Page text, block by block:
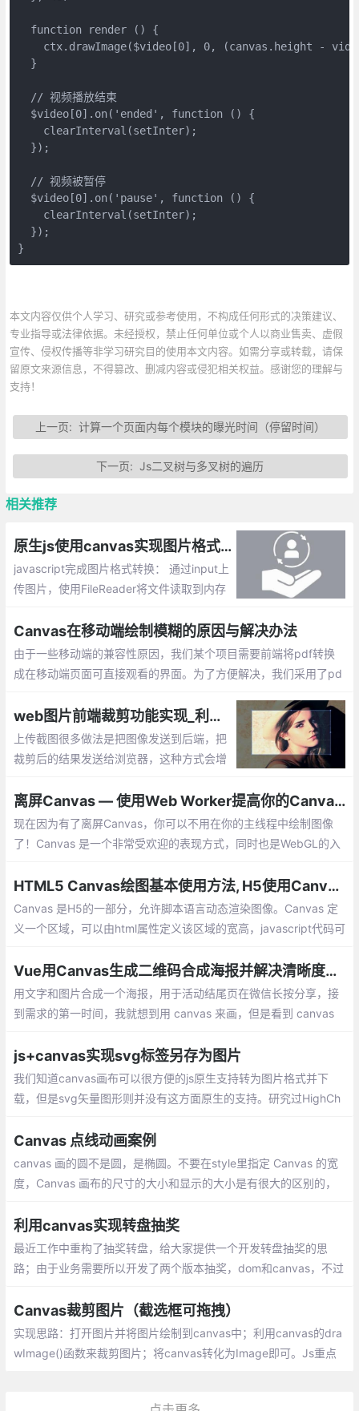
  function render () {
ctx.drawImage($video[0], 0, (canvas.height -
  }
  // 视频播放结束
  $video[0].on('ended', function () {
    clearInterval(setInter);
  });
  // 视频被暂停
  $video[0].on('pause', function () {
    clearInterval(setInter);
  });
}
本文内容仅供个人学习、研究或参考使用，不构成任何形式的决策建议、
专业指导或法律依据。未经授权，禁止任何单位或个人以商业售卖、虚假
宣传、侵权传播等非学习研究目的使用本文内容。如需分享或转载，请保
留原文来源信息，不得篡改、删减内容或侵犯相关权益。感谢您的理解与
支持！
上一页: 计算一个页面内每个模块的曝光时间（停留时间）
下一页:Js二叉树与多叉树的遍历
相关推荐
原生js使用canvas实现图片格式webp/png/jpeg在线转换
javascript完成图片格式转换： 通过input上
传图片，使用FileReader将文件读取到内存
URL()方法设置为我们需要的格式，最后将c
anvas转换为图片。
Canvas在移动端绘制模糊的原因与解决办法
由于一些移动端的兼容性原因，我们某个项目需要前端将pdf转换
成在移动端页面可直接观看的界面。为了方便解决，我们采用了pd
web图片前端裁剪功能实现_利用html5 canvas技术实现图片裁剪
上传截图很多做法是把图像发送到后端，把
裁剪后的结果发送给浏览器，这种方式会增
端的剪切：这里头关键有三步：显示未经处
理的图片，得到裁剪区域，显示裁剪后的区
域。
离屏Canvas — 使用Web Worker提高你的Canvas运行速度
现在因为有了离屏Canvas，你可以不用在你的主线程中绘制图像
了！Canvas 是一个非常受欢迎的表现方式，同时也是WebGL的入
HTML5 Canvas绘图基本使用方法, H5使用Canvas绘图
Canvas 是H5的一部分，允许脚本语言动态渲染图像。Canvas 定
义一个区域，可以由html属性定义该区域的宽高，javascript代码可
动态效果图。
Vue用Canvas生成二维码合成海报并解决清晰度问题
用文字和图片合成一个海报，用于活动结尾页在微信长按分享，接
到需求的第一时间，我就想到用 canvas 来画，但是看到 canvas
题。
js+canvas实现svg标签另存为图片
我们知道canvas画布可以很方便的js原生支持转为图片格式并下
载，但是svg矢量图形则并没有这方面原生的支持。研究过HighCh
G代码信息
Canvas 点线动画案例
canvas 画的圆不是圆，是椭圆。不要在style里指定 Canvas 的宽
度，Canvas 画布的尺寸的大小和显示的大小是有很大的区别的，
闭合现有路径来开始一条新路径
利用canvas实现转盘抽奖
最近工作中重构了抽奖转盘，给大家提供一个开发转盘抽奖的思
路；由于业务需要所以开发了两个版本抽奖，dom和canvas，不过
隐藏了一个动态数据类(dataStore),因为集成在项目
Canvas裁剪图片（截选框可拖拽）
实现思路：打开图片并将图片绘制到canvas中；利用canvas的dra
wImage()函数来裁剪图片；将canvas转化为Image即可。Js重点